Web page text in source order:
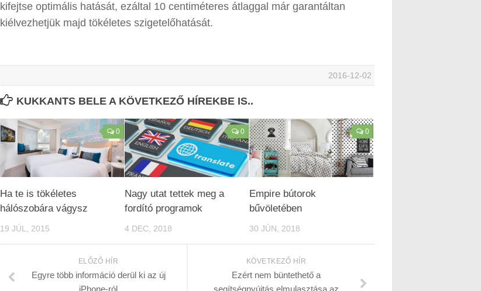
kifejtse optimális hatását, ezáltal 10 centiméteres átlaggal már garantáltan
kiélvezhetjük majd tökéletes szigetelőhatását.
2016-12-02
KUKKANTS BELE A KÖVETKEZŐ HÍREKBE IS..
0
Ha te is tökéletes
hálószobára vágysz
19 JÚL, 2015
0
Nagy utat tettek meg a
fordító programok
4 DEC, 2018
0
Empire bútorok
bűvöletében
30 JÚN, 2018
KÖVETKEZŐ HÍR
Ezért nem büntethető a
ELŐZŐ HÍR
Egyre több információ derül ki az új